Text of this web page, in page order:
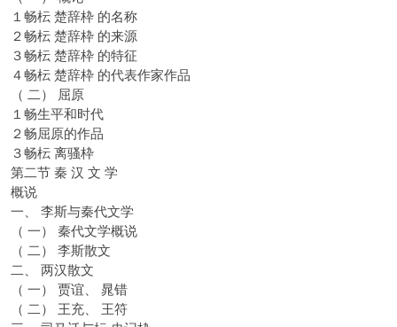
１畅枟 楚辞枠 的名称
２畅枟 楚辞枠 的来源
３畅枟 楚辞枠 的特征
４畅枟 楚辞枠 的代表作家作品
（ 二） 屈原
１畅生平和时代
２畅屈原的作品
３畅枟 离骚枠
第二节 秦 汉 文 学
概说
一、 李斯与秦代文学
（ 一） 秦代文学概说
（ 二） 李斯散文
二、 两汉散文
（ 一） 贾谊、 晁错
（ 二） 王充、 王符